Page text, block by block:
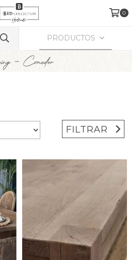
0
PRODUCTOS
FILTRAR